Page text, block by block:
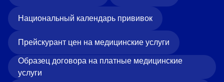
+7 (4742) 55-55-43
Санаторий-профилакторий
«Парус»
Национальный календарь прививок
Прейскурант цен на медицинские услуги
Образец договора на платные медицинские
услуги